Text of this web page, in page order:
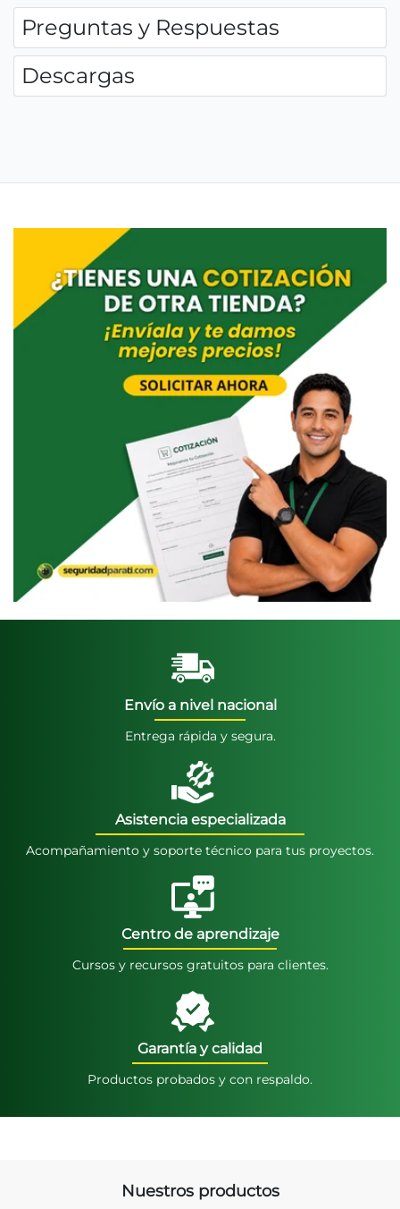
Preguntas y Respuestas
Descargas
Envío a nivel nacional
Entrega rápida y segura.
Asistencia especializada
Acompañamiento y soporte técnico para tus proyectos.
Centro de aprendizaje
Cursos y recursos gratuitos para clientes.
Garantía y calidad
Productos probados y con respaldo.
Nuestros productos